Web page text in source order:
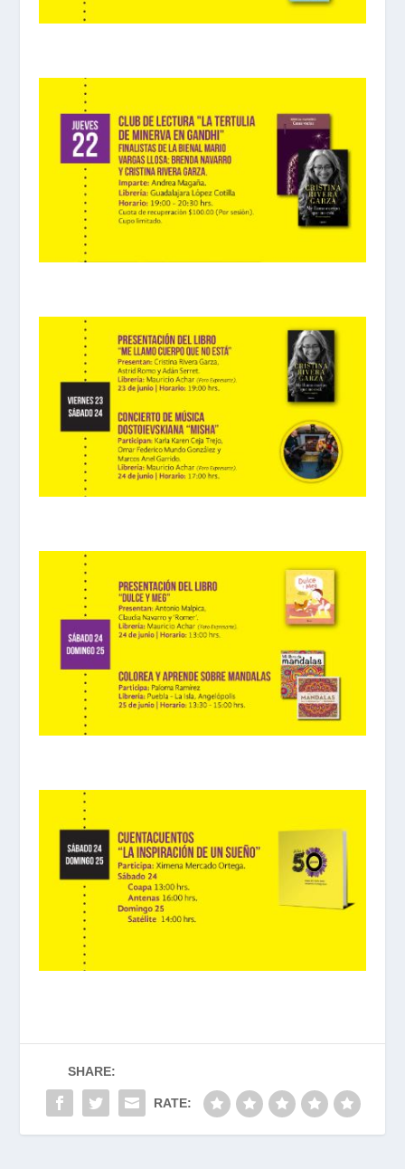
SHARE:
RATE: